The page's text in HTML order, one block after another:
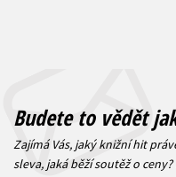
Budete to vědět
Zajímá Vás, jaký knižní hit
sleva, jaká běží soutěž o